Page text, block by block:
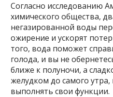
Согласно исследованию
химического общества,
негазированной воды
ожирение и ускорят
того, вода поможет
голода, и вы не
ближе к полуночи, а
желудком до самого утра,
выполнять свои функции.